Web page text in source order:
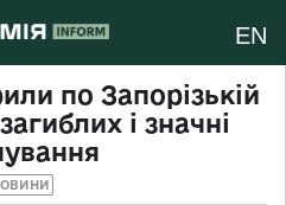
EN
по Запорізькій
і значні